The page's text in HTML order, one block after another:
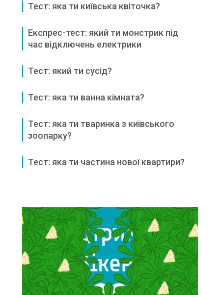
Тест: яка ти київська квіточка?
Експрес-тест: який ти монстрик під
час відключень електрики
Тест: який ти сусід?
Тест: яка ти ванна кімната?
Тест: яка ти тваринка з київського
зоопарку?
Тест: яка ти частина нової квартири?